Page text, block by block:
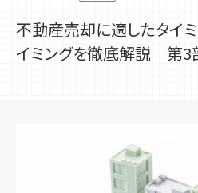
不動産売却に適したタイ
イミングを徹底解説 第3